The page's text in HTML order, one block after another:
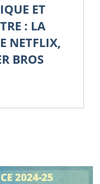
ET
: LA
NETFLIX,
BROS